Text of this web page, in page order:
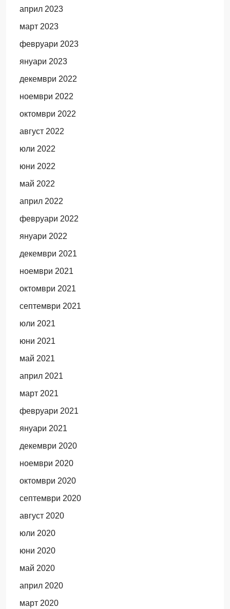
април 2023
март 2023
февруари 2023
януари 2023
декември 2022
ноември 2022
октомври 2022
август 2022
юли 2022
юни 2022
май 2022
април 2022
февруари 2022
януари 2022
декември 2021
ноември 2021
октомври 2021
септември 2021
юли 2021
юни 2021
май 2021
април 2021
март 2021
февруари 2021
януари 2021
декември 2020
ноември 2020
октомври 2020
септември 2020
август 2020
юли 2020
юни 2020
май 2020
април 2020
март 2020